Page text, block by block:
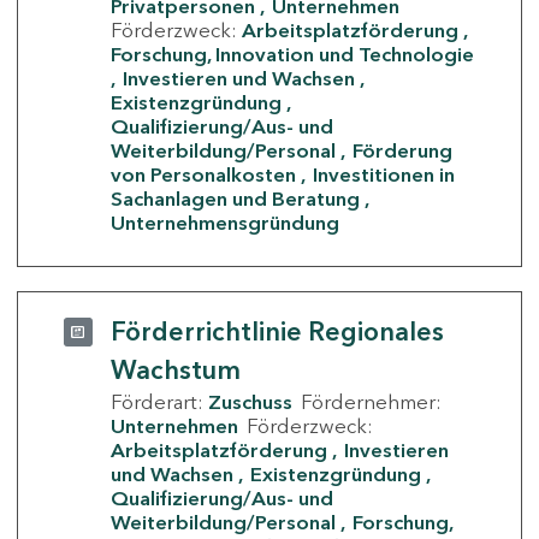
Privatpersonen
Unternehmen
Förderzweck: Arbeitsplatzförderung
Forschung, Innovation und Technologie
Investieren und Wachsen
Existenzgründung
Qualifizierung/Aus- und
Weiterbildung/Personal
Förderung
von Personalkosten
Investitionen in
Sachanlagen und Beratung
Unternehmensgründung
Förderrichtlinie Regionales
Wachstum
Förderart: Zuschuss Fördernehmer:
Unternehmen Förderzweck:
Arbeitsplatzförderung
Investieren
und Wachsen
Existenzgründung
Qualifizierung/Aus- und
Weiterbildung/Personal
Forschung,